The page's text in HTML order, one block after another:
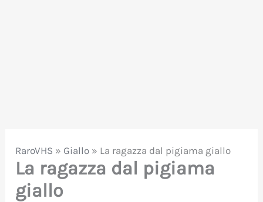
RaroVHS » Giallo » La ragazza dal pigiama giallo
La ragazza dal pigiama
giallo